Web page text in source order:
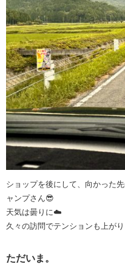
ショップを後にして、向かった
ャンプさん😎
天気は曇りに☁️
久々の訪問でテンションも上が
ただいま。